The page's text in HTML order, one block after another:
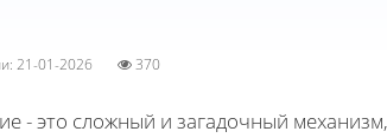
21-01-2026 370
- это сложный и загадочный